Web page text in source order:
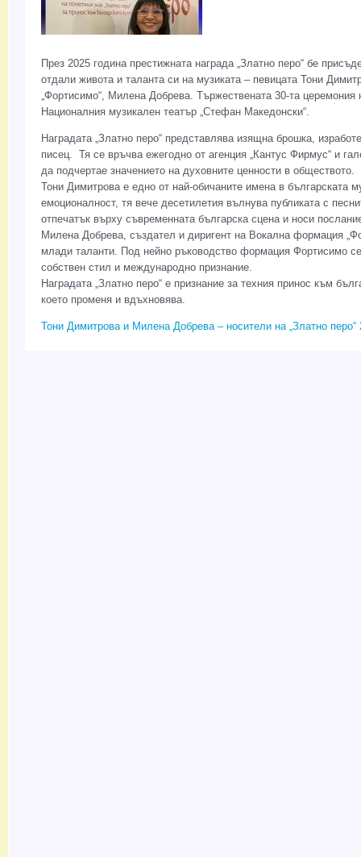
През 2025 година престижната награда „Златно перо“ бе
отдали живота и таланта си на музиката – певицата Тони
„Фортисимо“, Милена Добрева. Тържествената 30-та церемония
Националния музикален театър „Стефан Македонски“.
Наградата „Златно перо“ представлява изящна брошка,
писец. Тя се връчва ежегодно от агенция „Кантус Фирмус“ и
да подчертае значението на духовните ценности в обществото.
Тони Димитрова е едно от най-обичаните имена в българската
емоционалност, тя вече десетилетия вълнува публиката с
отпечатък върху съвременната българска сцена и носи
Милена Добрева, създател и диригент на Вокална формация
млади таланти. Под нейно ръководство формация Фортисимо
собствен стил и международно признание.
Наградата „Златно перо“ е признание за техния принос към
което променя и вдъхновява.
Тони Димитрова и Милена Добрева – носители на „Златно перо“